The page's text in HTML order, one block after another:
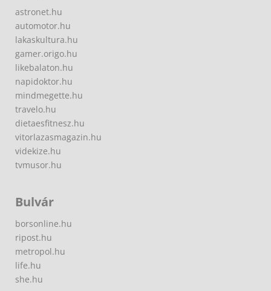
astronet.hu
automotor.hu
lakaskultura.hu
gamer.origo.hu
likebalaton.hu
napidoktor.hu
mindmegette.hu
travelo.hu
dietaesfitnesz.hu
vitorlazasmagazin.hu
videkize.hu
tvmusor.hu
Bulvár
borsonline.hu
ripost.hu
metropol.hu
life.hu
she.hu